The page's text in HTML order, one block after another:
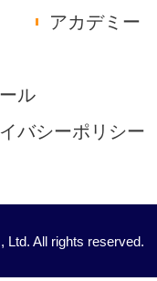
アカデミー
ル
バシーポリシー
Ltd. All rights reserved.